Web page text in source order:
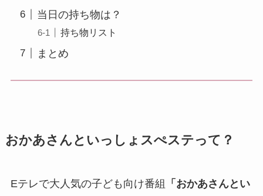
当日の持ち物は？
持ち物リスト
まとめ
おかあさんといっしょスぺステって？
Eテレで大人気の子ども向け番組
「おかあさんとい